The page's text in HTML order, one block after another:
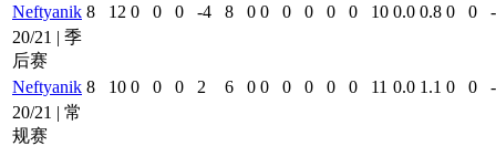
Neftyanik 8 12 0 0 0 -4 8 0 0 0 0 0 0 10 0.0 0.8 0 0
-
20/21 | 季
后赛
Neftyanik 8 10 0 0 0 2 6 0 0 0 0 0 0 11 0.0 1.1 0 0
-
20/21 | 常
规赛